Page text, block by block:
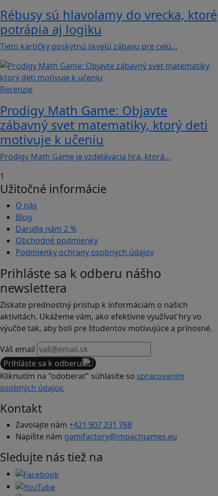
Rébusy sú hlavolamy do vrecka, ktoré
potrápia aj logiku
Tieto kartičky poskytnú skvelú zábavu pre celú…
Recenzie
Prodigy Math Game: Objavte
zábavný svet matematiky, ktorý deti
motivuje k učeniu
Prodigy Math Game je vzdelávacia hra, ktorá…
1
Užitočné informácie
O nás
Blog
Darujte nám 2 %
Obchodné podmienky
Podmienky ochrany osobných údajov
Prihláste sa k odberu nášho
newslettera
Získate prednostný prístup k informáciám o našich
aktivitách. Ukážeme vám, ako efektívne využívať hry vo
výučbe tak, aby boli pre študentov motivujúce a prínosné.
Váš email
Prihláste sa k odberu
Kliknutím na "odoberať" súhlasíte so spracovaním
osobných údajov.
Kontakt
Zavolajte nám +421 907 231 768
Napíšte nám gamifactory@impactgames.eu
Sledujte nás tiež na